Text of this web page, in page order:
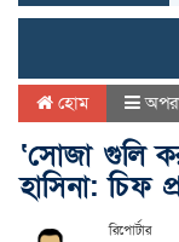
হোম
‘সোজা গুলি
হাসিনা: চিফ
রিপোর্টার